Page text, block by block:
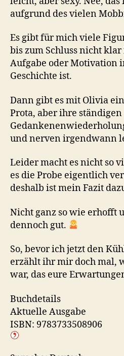
aufgrund des vielen
Es gibt für mich viele
bis zum Schluss nicht
Aufgabe oder Motivation
Geschichte ist.
Dann gibt es mit Olivia
Prota, aber ihre ständigen
und nerven irgendwann
Leider macht es nicht so
es die Probe eigentlich
deshalb ist mein Fazit
Nicht ganz so wie erhofft
dennoch gut.
So, bevor ich jetzt den
erzählt ihr mir doch mal,
war, das eure
Buchdetails
Aktuelle Ausgabe
ISBN: 9783733508906